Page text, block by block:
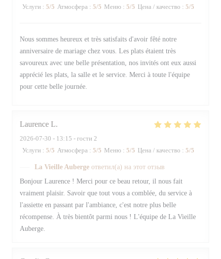
Услуги : 5/5 Атмосфера : 5/5 Меню : 5/5 Цена / качество : 5/5
Nous sommes heureux et très satisfaits d'avoir fêté notre
anniversaire de mariage chez vous. Les plats étaient très
savoureux avec une belle présentation, nos invités ont eux aussi
apprécié les plats, la salle et le service. Merci à toute l'équipe
pour cette belle journée.
Laurence L
2026-07-30 - 13:15 - гости 2
Услуги : 5/5 Атмосфера : 5/5 Меню : 5/5 Цена / качество : 5/5
La Vieille Auberge ответил(а) на этот отзыв
Bonjour Laurence ! Merci pour ce beau retour, il nous fait
vraiment plaisir. Savoir que tout vous a comblée, du service à
l'assiette en passant par l'ambiance, c'est notre plus belle
récompense. À très bientôt parmi nous ! L'équipe de La Vieille
Auberge.